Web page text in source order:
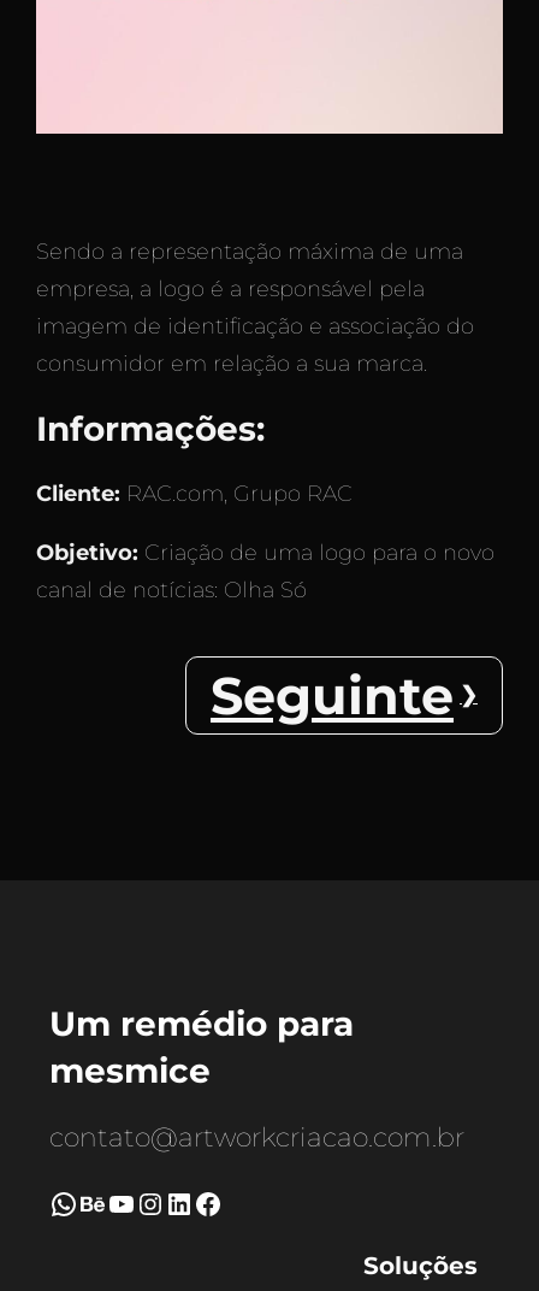
Sendo a representação máxima de uma
empresa, a logo é a responsável pela
imagem de identificação e associação do
consumidor em relação a sua marca.
Informações:
Cliente: RAC.com, Grupo RAC
Objetivo: Criação de uma logo para o novo
canal de notícias: Olha Só
Seguinte
Um remédio para
mesmice
contato@artworkcriacao.com.br
WhatsApp Behance Youtube Instagram LinkedIn Facebook
Soluções